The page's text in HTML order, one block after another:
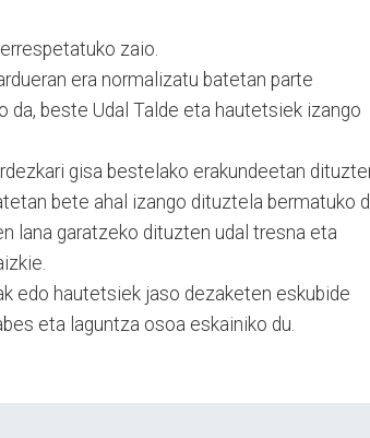
zaio.
era normalizatu batetan parte
da, beste Udal Talde eta hautetsiek izango
gisa bestelako erakundeetan
bete ahal izango dituztela bermatuko
lana garatzeko dituzten udal tresna eta
edo hautetsiek jaso dezaketen eskubide
eta laguntza osoa eskainiko du.